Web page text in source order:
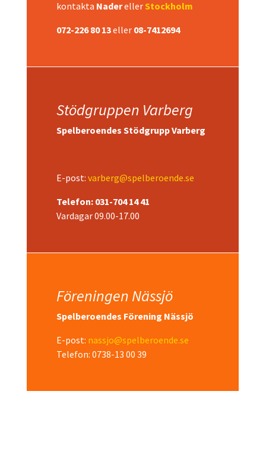
kontakta Nadereller Stockholm
072-226 80 13eller 08-7412694
Stödgruppen Varberg
Spelberoendes Stödgrupp Varberg
E-post: varberg@spelberoende.se
Telefon: 031-704 14 41
Vardagar 09.00-17.00
Föreningen Nässjö
Spelberoendes Förening Nässjö
E-post: nassjo@spelberoende.se
Telefon: 0738-13 00 39